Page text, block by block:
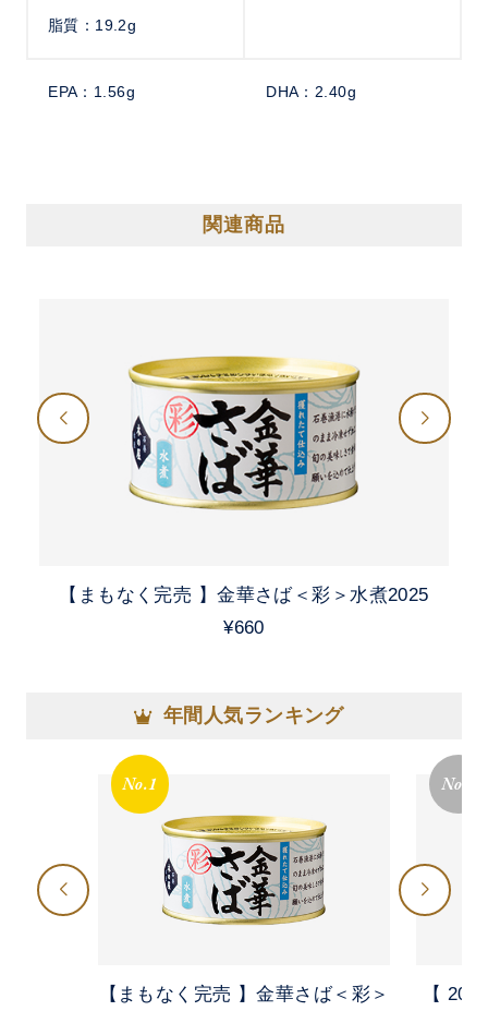
脂質：19.2g
EPA：1.56g DHA：2.40g
関連商品
【まもなく完売 】金華さば＜彩＞水煮2025
¥660
年間人気ランキング
No.1
【まもなく完売 】金華さば＜彩＞
No.2
【